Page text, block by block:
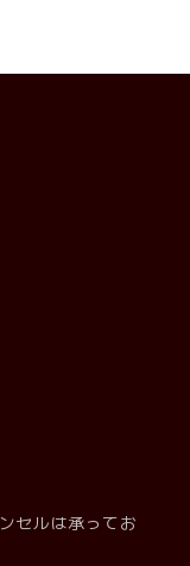
セルは承ってお